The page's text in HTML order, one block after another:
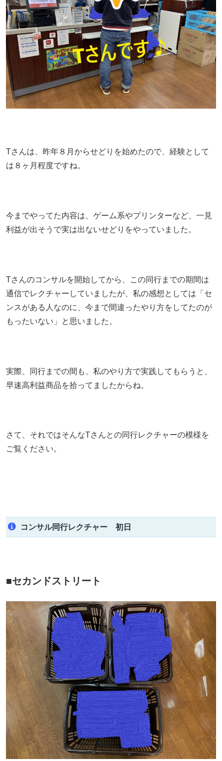
Tさんは、昨年８月からせどりを始めたので、経験として
は８ヶ月程度ですね。
今までやってた内容は、ゲーム系やプリンターなど、一見
利益が出そうで実は出ないせどりをやっていました。
Tさんのコンサルを開始してから、この同行までの期間は
通信でレクチャーしていましたが、私の感想としては「セ
ンスがある人なのに、今まで間違ったやり方をしてたのが
もったいない」と思いました。
実際、同行までの間も、私のやり方で実践してもらうと、
早速高利益商品を拾ってましたからね。
さて、それではそんなTさんとの同行レクチャーの模様を
ご覧ください。
コンサル同行レクチャー 初日
■セカンドストリート